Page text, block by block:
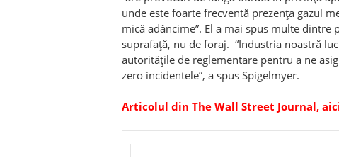
unde este foarte frecventă prezența gazul
mică adâncime”. El a mai spus multe
suprafață, nu de foraj. “Industria noastră
autoritățile de reglementare pentru a ne
zero incidentele”, a spus Spigelmyer.
Articolul din The Wall Street Journal,